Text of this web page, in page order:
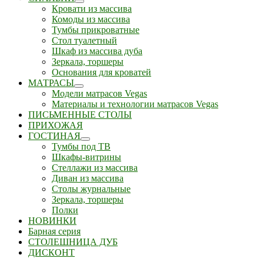
Кровати из массива
Комоды из массива
Тумбы прикроватные
Стол туалетный
Шкаф из массива дуба
Зеркала, торшеры
Основания для кроватей
МАТРАСЫ
Модели матрасов Vegas
Материалы и технологии матрасов Vegas
ПИСЬМЕННЫЕ СТОЛЫ
ПРИХОЖАЯ
ГОСТИНАЯ
Тумбы под ТВ
Шкафы-витрины
Стеллажи из массива
Диван из массива
Столы журнальные
Зеркала, торшеры
Полки
НОВИНКИ
Барная серия
СТОЛЕШНИЦА ДУБ
ДИСКОНТ